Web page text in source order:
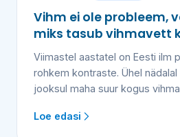
Vihm ei ole probleem,
miks tasub vihmavett
Viimastel aastatel on Eesti ilm
rohkem kontraste. Ühel
jooksul maha suur kogus
Loe edasi